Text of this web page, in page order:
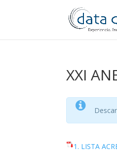
XXI
1. LISTA